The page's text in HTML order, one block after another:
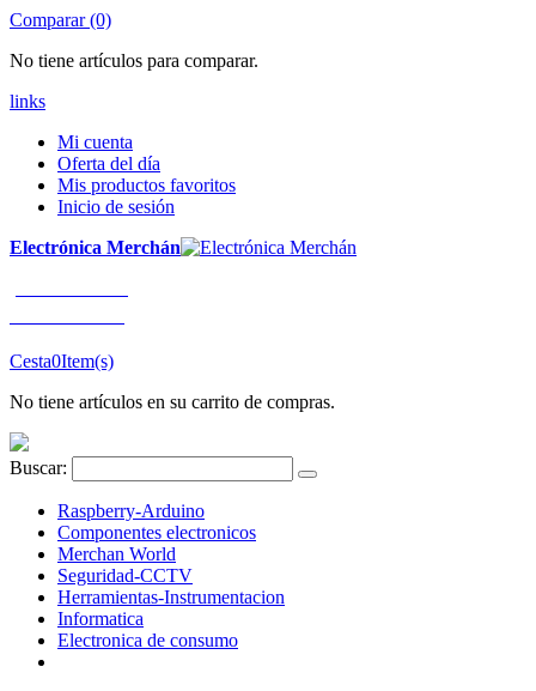
Comparar (0)
No tiene artículos para comparar.
links
Mi cuenta
Oferta del día
Mis productos favoritos
Inicio de sesión
Electrónica Merchán
Cesta0Item(s)
No tiene artículos en su carrito de compras.
Buscar:
Raspberry-Arduino
Componentes electronicos
Merchan World
Seguridad-CCTV
Herramientas-Instrumentacion
Informatica
Electronica de consumo